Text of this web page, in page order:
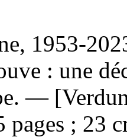
1953-
: une
—
; 23